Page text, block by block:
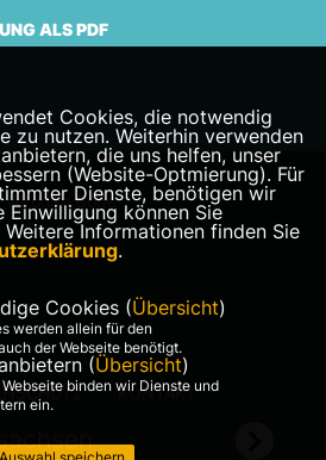
ALS PDF
Bode
KONTAKT
Cookies, die notwendig
zu nutzen. Weiterhin verwenden
die uns helfen, unser
(Website-Optmierung). Für
Dienste, benötigen wir
Einwilligung können Sie
Informationen finden Sie
.
Cookies (Übersicht)
werden allein für den
der Webseite benötigt.
(Übersicht)
binden wir Dienste und
ein.